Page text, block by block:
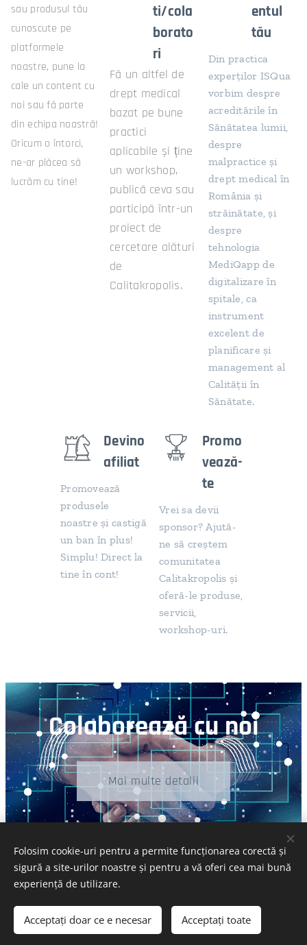
sau produsul tău
cunoscute pe
platformele
noastre, pune la
cale un content cu
noi sau fă parte
din echipa noastră!
Oricum o întorci,
ne-ar plăcea să
lucrăm cu tine!
ti/cola
borato
ri
Fă un altfel de
drept medical
bazat pe bune
practici
aplicabile și ține
un workshop,
publică ceva sau
participă într-un
proiect de
cercetare alături
de
Calitakropolis.
entul
tău
Din practica
experților ISQua
vorbim despre
acreditările în
Sănătatea lumii,
despre
malpractice și
drept medical în
România și
străinătate, și
despre
tehnologia
MediQapp de
digitalizare în
spitale, ca
instrument
excelent de
planificare și
management al
Calității în
Sănătate.
Devino
afiliat
Promovează
produsele
noastre și castigă
un ban în plus!
Simplu! Direct la
tine în cont!
Promo
vează-
te
Vrei sa devii
sponsor? Ajută-
ne să creștem
comunitatea
Calitakropolis și
oferă-le produse,
servicii,
workshop-uri.
Colaboreazăcu noi
Mai multe detalii
© 2024 Calitakropolis | Toate drepturile rezervate
Cookie-uri
Selectează
English
Română
Folosim cookie-uri pentru a permite funcționarea corectă și
sigură a site-urilor noastre și pentru a vă oferi cea mai bună
experiență de utilizare.
Acceptați doar ce e necesar Acceptați toate